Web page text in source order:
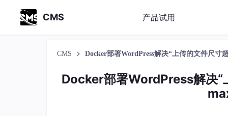
CMS 产品试用
CMS Docker部署WordPress解决“上传的文件尺寸
Docker部署WordPress解决